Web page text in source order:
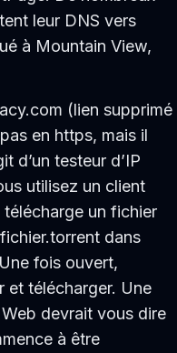
leur DNS vers
à Mountain View,
(lien supprimé
en https, mais il
d’un testeur d’IP
utilisez un client
un fichier
dans
fois ouvert,
et télécharger. Une
Web devrait vous dire
à être